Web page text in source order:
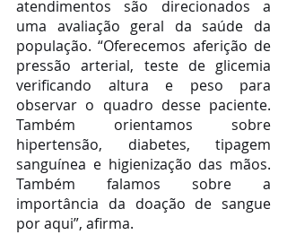
atendimentos são direcionados a
uma avaliação geral da saúde da
população. “Oferecemos aferição de
pressão arterial, teste de glicemia
verificando altura e peso para
observar o quadro desse paciente.
Também orientamos sobre
hipertensão, diabetes, tipagem
sanguínea e higienização das mãos.
Também falamos sobre a
importância da doação de sangue
por aqui”, afirma.